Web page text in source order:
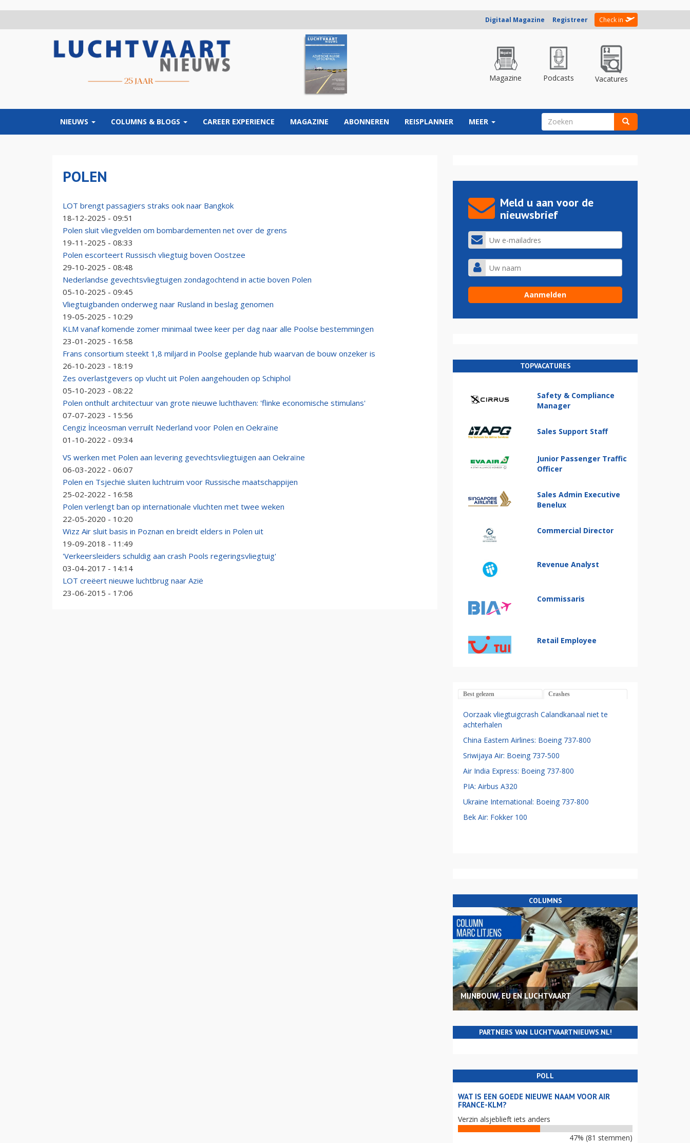
Digitaal Magazine Registreer Check in
Magazine Podcasts Vacatures
NIEUWS COLUMNS & BLOGS CAREER EXPERIENCE MAGAZINE ABONNEREN REISPLANNER MEER ZOEKVELD
POLEN
LOT brengt passagiers straks ook naar Bangkok
18-12-2025 - 09:51
Polen sluit vliegvelden om bombardementen net over de grens
19-11-2025 - 08:33
Polen escorteert Russisch vliegtuig boven Oostzee
29-10-2025 - 08:48
Nederlandse gevechtsvliegtuigen zondagochtend in actie boven Polen
05-10-2025 - 09:45
Vliegtuigbanden onderweg naar Rusland in beslag genomen
19-05-2025 - 10:29
KLM vanaf komende zomer minimaal twee keer per dag naar alle Poolse bestemmingen
23-01-2025 - 16:58
Frans consortium steekt 1,8 miljard in Poolse geplande hub waarvan de bouw onzeker is
26-10-2023 - 18:19
Zes overlastgevers op vlucht uit Polen aangehouden op Schiphol
05-10-2023 - 08:22
Polen onthult architectuur van grote nieuwe luchthaven: 'flinke economische stimulans'
07-07-2023 - 15:56
Cengiz İnceosman verruilt Nederland voor Polen en Oekraïne
01-10-2022 - 09:34
VS werken met Polen aan levering gevechtsvliegtuigen aan Oekraïne
06-03-2022 - 06:07
Polen en Tsjechië sluiten luchtruim voor Russische maatschappijen
25-02-2022 - 16:58
Polen verlengt ban op internationale vluchten met twee weken
22-05-2020 - 10:20
Wizz Air sluit basis in Poznan en breidt elders in Polen uit
19-09-2018 - 11:49
'Verkeersleiders schuldig aan crash Pools regeringsvliegtuig'
03-04-2017 - 14:14
LOT creëert nieuwe luchtbrug naar Azië
23-06-2015 - 17:06
Meld u aan voor de
nieuwsbrief
TOPVACATURES
Safety & Compliance
Manager
Sales Support Staff
Junior Passenger Traffic
Officer
Sales Admin Executive
Benelux
Commercial Director
Revenue Analyst
Commissaris
Retail Employee
Best gelezen Crashes
Oorzaak vliegtuigcrash Calandkanaal niet te
achterhalen
China Eastern Airlines: Boeing 737-800
Sriwijaya Air: Boeing 737-500
Air India Express: Boeing 737-800
PIA: Airbus A320
Ukraine International: Boeing 737-800
Bek Air: Fokker 100
COLUMNS
MIJNBOUW, EU EN LUCHTVAART
PARTNERS VAN LUCHTVAARTNIEUWS.NL!
POLL
WAT IS EEN GOEDE NIEUWE NAAM VOOR AIR
FRANCE-KLM?
Verzin alsjeblieft iets anders
47% (81 stemmen)